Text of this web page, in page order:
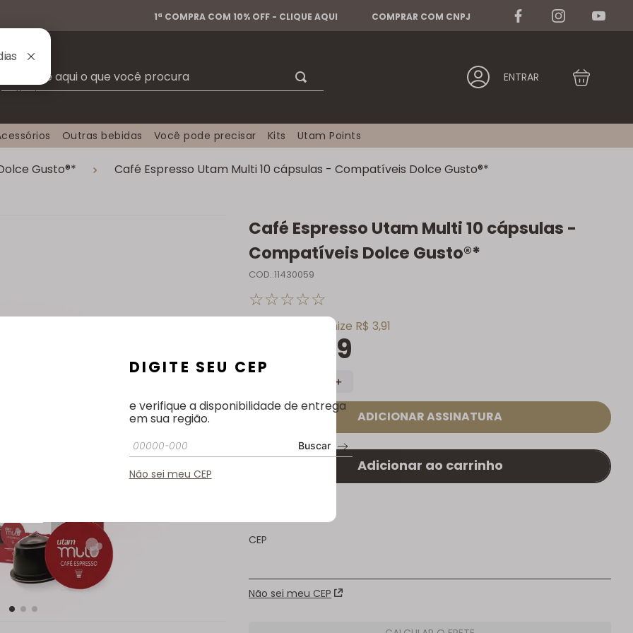
1ª COMPRA COM 10% OFF - CLIQUE AQUI COMPRAR COM CNPJ
Busque aqui o que você procura ENTRAR
Outras bebidas Você pode precisar Kits Utam Points
Gusto®* Café Espresso Utam Multi 10 cápsulas - Compatíveis Dolce Gusto®*
Café Espresso Utam Multi 10 cápsulas -
Compatíveis Dolce Gusto®*
COD.:11430059
☆☆☆☆☆
Economize R$ 3,91
99
＋
ADICIONAR ASSINATURA
adicionar ao carrinho
CEP
Não sei meu CEP
DIGITE SEU CEP
e verifique a disponibilidade de entrega
em sua região.
Buscar
Não sei meu CEP